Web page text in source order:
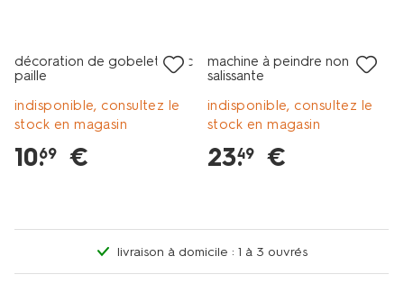
décoration de gobelet avec
paille
indisponible, consultez le
stock en magasin
10.
69 €
machine à peindre non
salissante
indisponible, consultez le
stock en magasin
23.
49 €
livraison à domicile : 1 à 3 ouvrés